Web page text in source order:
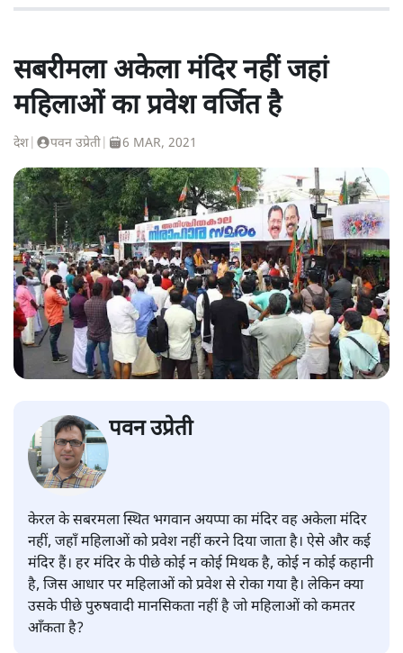
सबरीमला अकेला मंदिर नहीं जहां
महिलाओं का प्रवेश वर्जित है
देश पवन उप्रेती 6 MAR, 2021
पवन उप्रेती
केरल के सबरमला स्थित भगवान अयप्पा का मंदिर वह अकेला मंदिर
नहीं, जहाँ महिलाओं को प्रवेश नहीं करने दिया जाता है। ऐसे और कई
मंदिर हैं। हर मंदिर के पीछे कोई न कोई मिथक है, कोई न कोई कहानी
है, जिस आधार पर महिलाओं को प्रवेश से रोका गया है। लेकिन क्या
उसके पीछे पुरुषवादी मानसिकता नहीं है जो महिलाओं को कमतर
आँकता है?